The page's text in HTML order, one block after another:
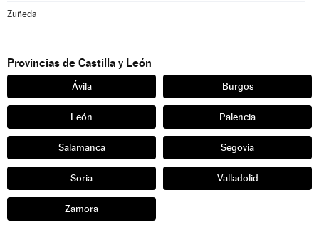
Zuñeda
Provincias de Castilla y León
Ávila Burgos
León Palencia
Salamanca Segovia
Soria Valladolid
Zamora